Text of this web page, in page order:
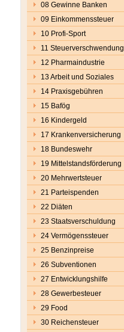
08 Gewinne Banken
09 Einkommenssteuer
10 Profi-Sport
11 Steuerverschwendung
12 Pharmaindustrie
13 Arbeit und Soziales
14 Praxisgebühren
15 Bafög
16 Kindergeld
17 Krankenversicherung
18 Bundeswehr
19 Mittelstandsförderung
20 Mehrwertsteuer
21 Parteispenden
22 Diäten
23 Staatsverschuldung
24 Vermögenssteuer
25 Benzinpreise
26 Subventionen
27 Entwicklungshilfe
28 Gewerbesteuer
29 Food
30 Reichensteuer